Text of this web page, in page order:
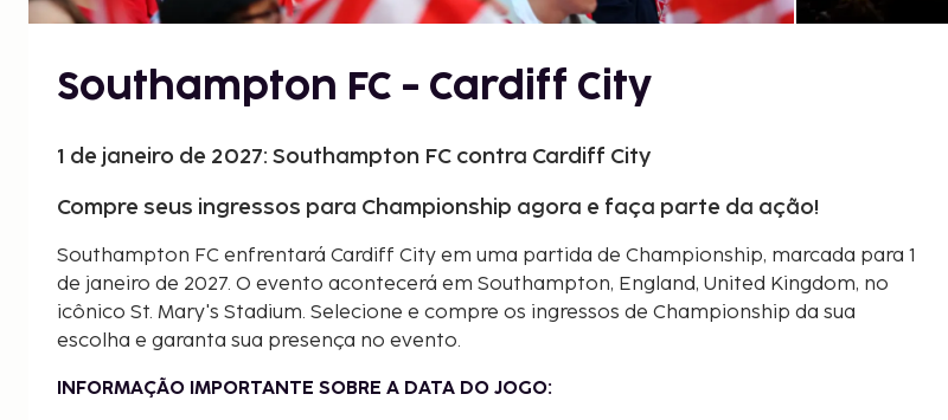
Southampton FC - Cardiff City
1 de janeiro de 2027: Southampton FC contra Cardiff City
Compre seus ingressos para Championship agora e faça parte da ação!
Southampton FC enfrentará Cardiff City em uma partida de Championship, marcada para 1
de janeiro de 2027. O evento acontecerá em Southampton, England, United Kingdom, no
icônico St. Mary's Stadium. Selecione e compre os ingressos de Championship da sua
escolha e garanta sua presença no evento.
INFORMAÇÃO IMPORTANTE SOBRE A DATA DO JOGO: